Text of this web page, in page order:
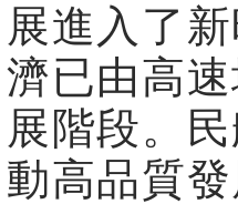
展進入了
濟已由高
展階段。
動高品質